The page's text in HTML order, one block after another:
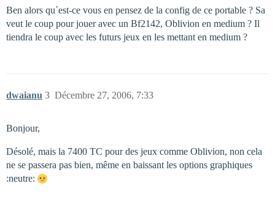
Ben alors qu´est-ce vous en pensez de la config de ce portable ? Sa
veut le coup pour jouer avec un Bf2142, Oblivion en medium ? Il
tiendra le coup avec les futurs jeux en les mettant en medium ?
dwaianu Décembre 27, 2006, 7:33
3
Bonjour,
Désolé, mais la 7400 TC pour des jeux comme Oblivion, non cela
ne se passera pas bien, même en baissant les options graphiques
:neutre: